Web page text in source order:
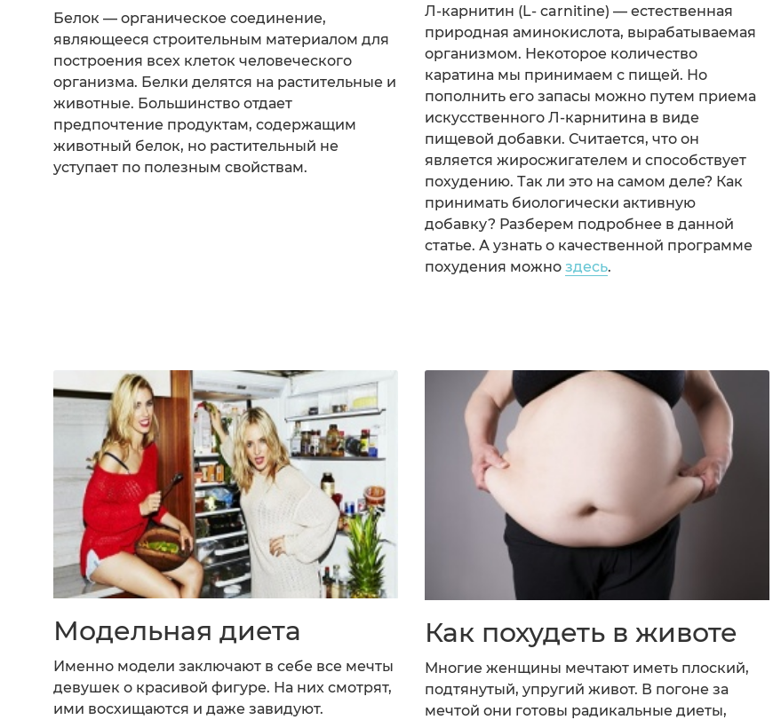
Белок — органическое соединение,
являющееся строительным материалом для
построения всех клеток человеческого
организма. Белки делятся на растительные и
животные. Большинство отдает
предпочтение продуктам, содержащим
животный белок, но растительный не
уступает по полезным свойствам.
Л-карнитин (L- carnitine) — естественная
природная аминокислота, вырабатываемая
организмом. Некоторое количество
каратина мы принимаем с пищей. Но
пополнить его запасы можно путем приема
искусственного Л-карнитина в виде
пищевой добавки. Считается, что он
является жиросжигателем и способствует
похудению. Так ли это на самом деле? Как
принимать биологически активную
добавку? Разберем подробнее в данной
статье. А узнать о качественной программе
похудения можно здесь.
Модельная диета
Именно модели заключают в себе все мечты
девушек о красивой фигуре. На них смотрят,
ими восхищаются и даже завидуют.
Как похудеть в животе
Многие женщины мечтают иметь плоский,
подтянутый, упругий живот. В погоне за
мечтой они готовы радикальные диеты,